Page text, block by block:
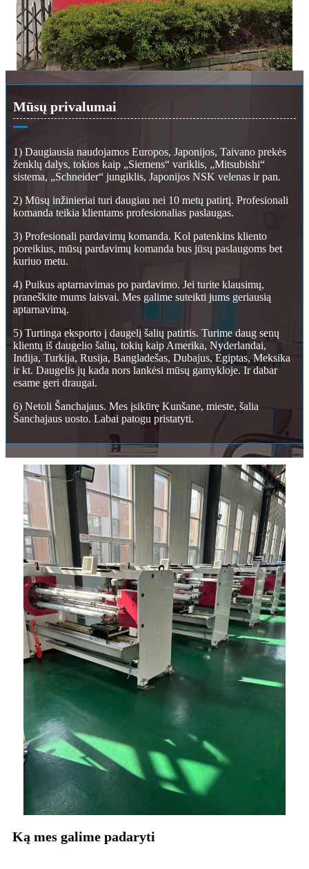
Mūsų privalumai
1) Daugiausia naudojamos Europos, Japonijos, Taivano prekės
ženklų dalys, tokios kaip „Siemens“ variklis, „Mitsubishi“
sistema, „Schneider“ jungiklis, Japonijos NSK velenas ir pan.
2) Mūsų inžinieriai turi daugiau nei 10 metų patirtį. Profesionali
komanda teikia klientams profesionalias paslaugas.
3) Profesionali pardavimų komanda. Kol patenkins kliento
poreikius, mūsų pardavimų komanda bus jūsų paslaugoms bet
kuriuo metu.
4) Puikus aptarnavimas po pardavimo. Jei turite klausimų,
praneškite mums laisvai. Mes galime suteikti jums geriausią
aptarnavimą.
5) Turtinga eksporto į daugelį šalių patirtis. Turime daug senų
klientų iš daugelio šalių, tokių kaip Amerika, Nyderlandai,
Indija, Turkija, Rusija, Bangladešas, Dubajus, Egiptas, Meksika
ir kt. Daugelis jų kada nors lankėsi mūsų gamykloje. Ir dabar
esame geri draugai.
6) Netoli Šanchajaus. Mes įsikūrę Kunšane, mieste, šalia
Šanchajaus uosto. Labai patogu pristatyti.
Ką mes galime padaryti